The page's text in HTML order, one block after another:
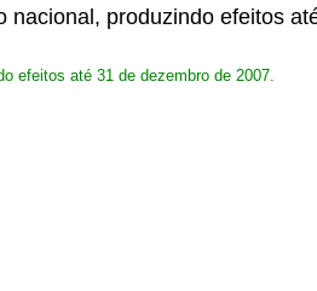
produzindo efeitos
efeitos até 31 de dezembro de 2007.